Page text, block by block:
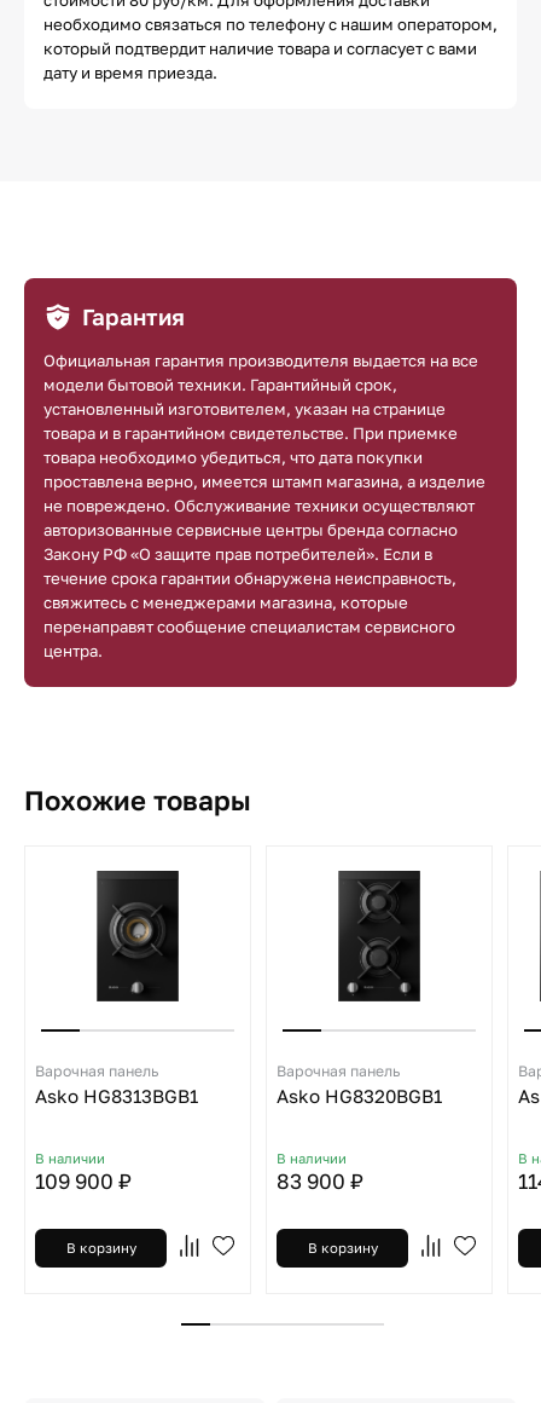
необходимо связаться по телефону с нашим оператором,
который подтвердит наличие товара и согласует с вами
дату и время приезда.
Гарантия
Официальная гарантия производителя выдается на все
модели бытовой техники. Гарантийный срок,
установленный изготовителем, указан на странице
товара и в гарантийном свидетельстве. При приемке
товара необходимо убедиться, что дата покупки
проставлена верно, имеется штамп магазина, а изделие
не повреждено. Обслуживание техники осуществляют
авторизованные сервисные центры бренда согласно
Закону РФ «О защите прав потребителей». Если в
течение срока гарантии обнаружена неисправность,
свяжитесь с менеджерами магазина, которые
перенаправят сообщение специалистам сервисного
центра.
Похожие товары
Варочная панель
Asko HG8313BGB1
В наличии
109 900 ₽
В корзину
Варочная панель
Asko HG8320BGB1
В наличии
83 900 ₽
В корзину
В